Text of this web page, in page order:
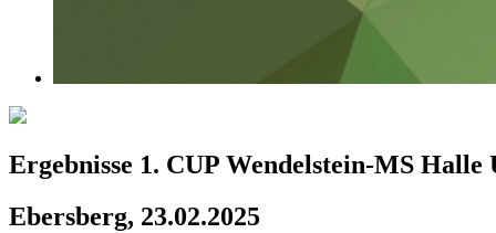
Ergebnisse 1. CUP Wendelstein-MS Halle
Ebersberg, 23.02.2025